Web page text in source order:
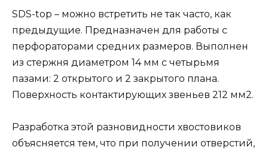
SDS-top – можно встретить не так часто, как
предыдущие. Предназначен для работы с
перфораторами средних размеров. Выполнен
из стержня диаметром 14 мм с четырьмя
пазами: 2 открытого и 2 закрытого плана.
Поверхность контактирующих звеньев 212 мм2.
Разработка этой разновидности хвостовиков
объясняется тем, что при получении отверстий,